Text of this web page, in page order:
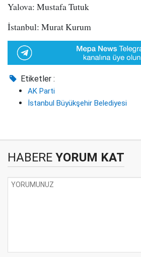
Yalova: Mustafa Tutuk
İstanbul: Murat Kurum
Etiketler :
AK Parti
İstanbul Büyükşehir Belediyesi
HABERE YORUM KAT